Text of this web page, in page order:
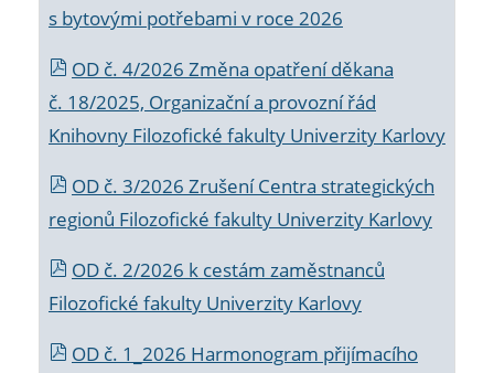
s bytovými potřebami v roce 2026
OD č. 4/2026 Změna opatření děkana
č. 18/2025, Organizační a provozní řád
Knihovny Filozofické fakulty Univerzity Karlovy
OD č. 3/2026 Zrušení Centra strategických
regionů Filozofické fakulty Univerzity Karlovy
OD č. 2/2026 k cestám zaměstnanců
Filozofické fakulty Univerzity Karlovy
OD č. 1_2026 Harmonogram přijímacího